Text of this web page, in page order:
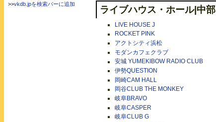
ライブハウス・ホール|中部
LIVE HOUSE J
ROCKET PINK
アクトシティ浜松
モダンカフェクラブ
安城 YUMEKIBOW RADIO CLUB
伊勢QUESTION
岡崎CAM HALL
岡谷CLUB THE MONKEY
岐阜BRAVO
岐阜CASPER
岐阜CLUB G
>>vkdb.jpを検索バーに追加